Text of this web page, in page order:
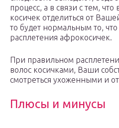
процесс, а в связи с тем,
косичек отделиться от
то будет нормальным то,
расплетения афрокосичек.
При правильном
волос косичками, Ваши
смотреться ухоженными и
Плюсы и минусы